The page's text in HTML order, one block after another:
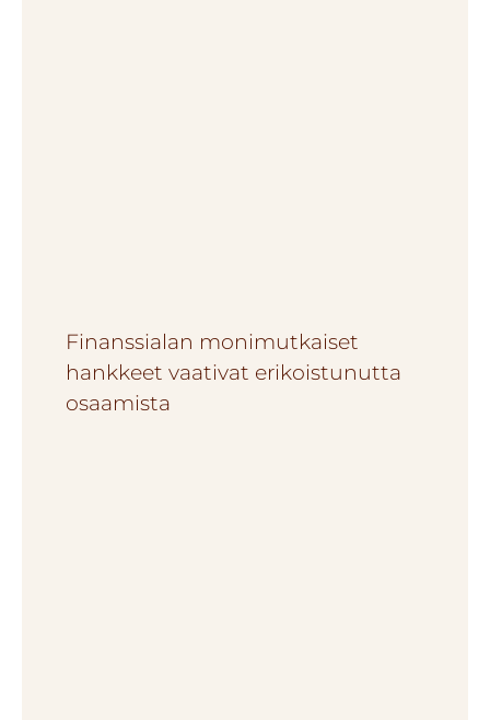
Finanssialan monimutkaiset
hankkeet vaativat erikoistunutta
osaamista